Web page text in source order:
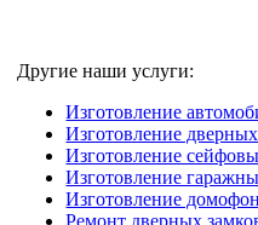
Другие наши услуги:
Изготовление
Изготовление
Изготовление
Изготовление
Изготовление
Ремонт дверных